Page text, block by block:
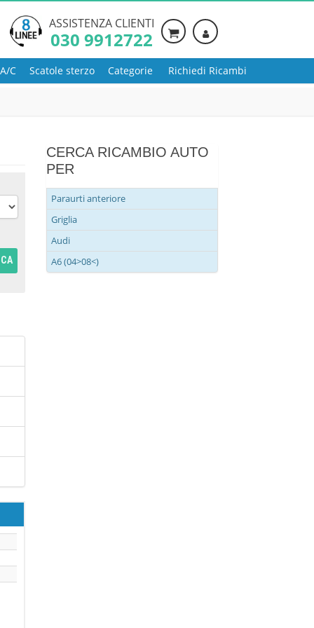
ASSISTENZA CLIENTI
030 9912722
C Scatole sterzo Categorie Richiedi Ricambi
CERCA RICAMBIO AUTO
PER
Paraurti anteriore
Griglia
Audi
A6 (04>08<)